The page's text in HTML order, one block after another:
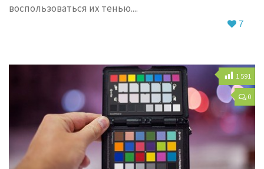
воспользоваться их тенью....
7
0
1 591